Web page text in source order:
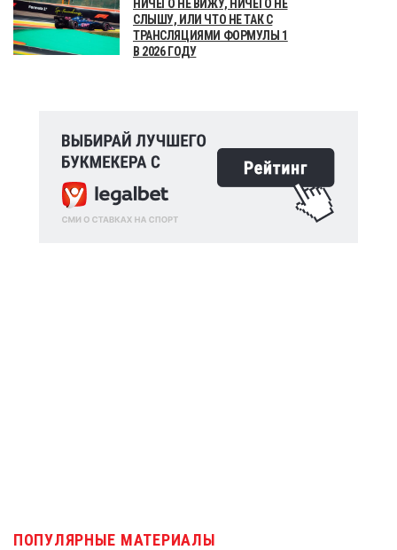
НИЧЕГО НЕ ВИЖУ, НИЧЕГО НЕ
СЛЫШУ, ИЛИ ЧТО НЕ ТАК С
ТРАНСЛЯЦИЯМИ ФОРМУЛЫ 1
В 2026 ГОДУ
ПОПУЛЯРНЫЕ МАТЕРИАЛЫ